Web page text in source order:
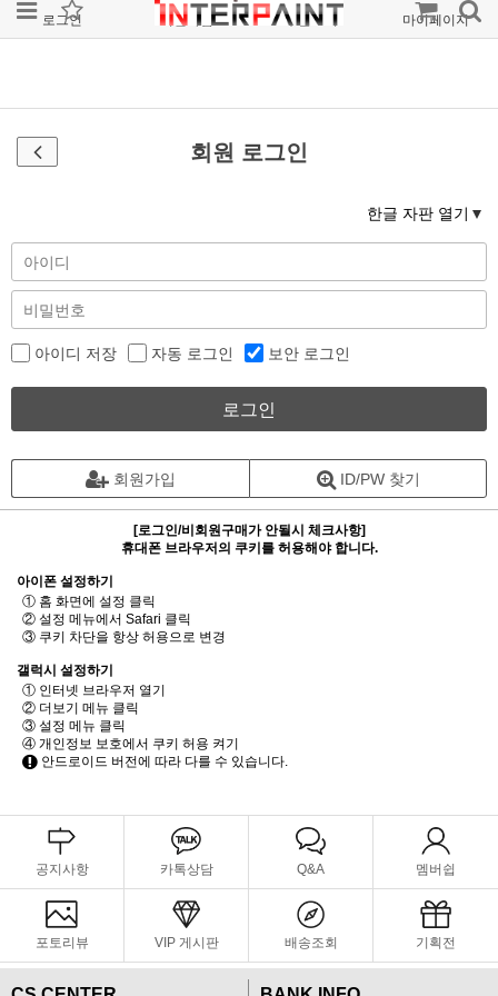
로그인 회원가입 주문조회 마이페이지
회원 로그인
한글 자판 열기
아이디 저장 자동 로그인 보안 로그인
로그인
회원가입 ID/PW 찾기
[로그인/비회원구매가 안될시 체크사항]
휴대폰 브라우저의 쿠키를 허용해야 합니다.
아이폰 설정하기
① 홈 화면에 설정 클릭
② 설정 메뉴에서 Safari 클릭
③ 쿠키 차단을 항상 허용으로 변경
갤럭시 설정하기
① 인터넷 브라우저 열기
② 더보기 메뉴 클릭
③ 설정 메뉴 클릭
④ 개인정보 보호에서 쿠키 허용 켜기
안드로이드 버전에 따라 다를 수 있습니다.
공지사항 카톡상담 Q&A 멤버쉽
포토리뷰 VIP 게시판 배송조회 기획전